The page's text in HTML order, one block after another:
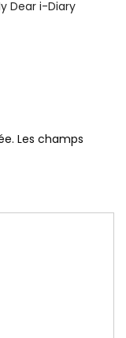
Dear i-Diary
Les champs